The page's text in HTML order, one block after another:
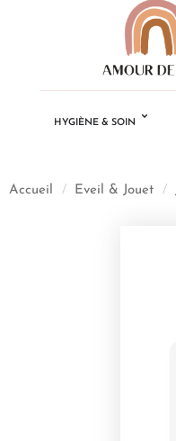
HYGIÈNE & SOIN
Accueil / Eveil & Jouet /